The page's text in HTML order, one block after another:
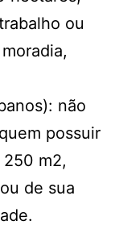
ou
não
possuir
m2,
de sua